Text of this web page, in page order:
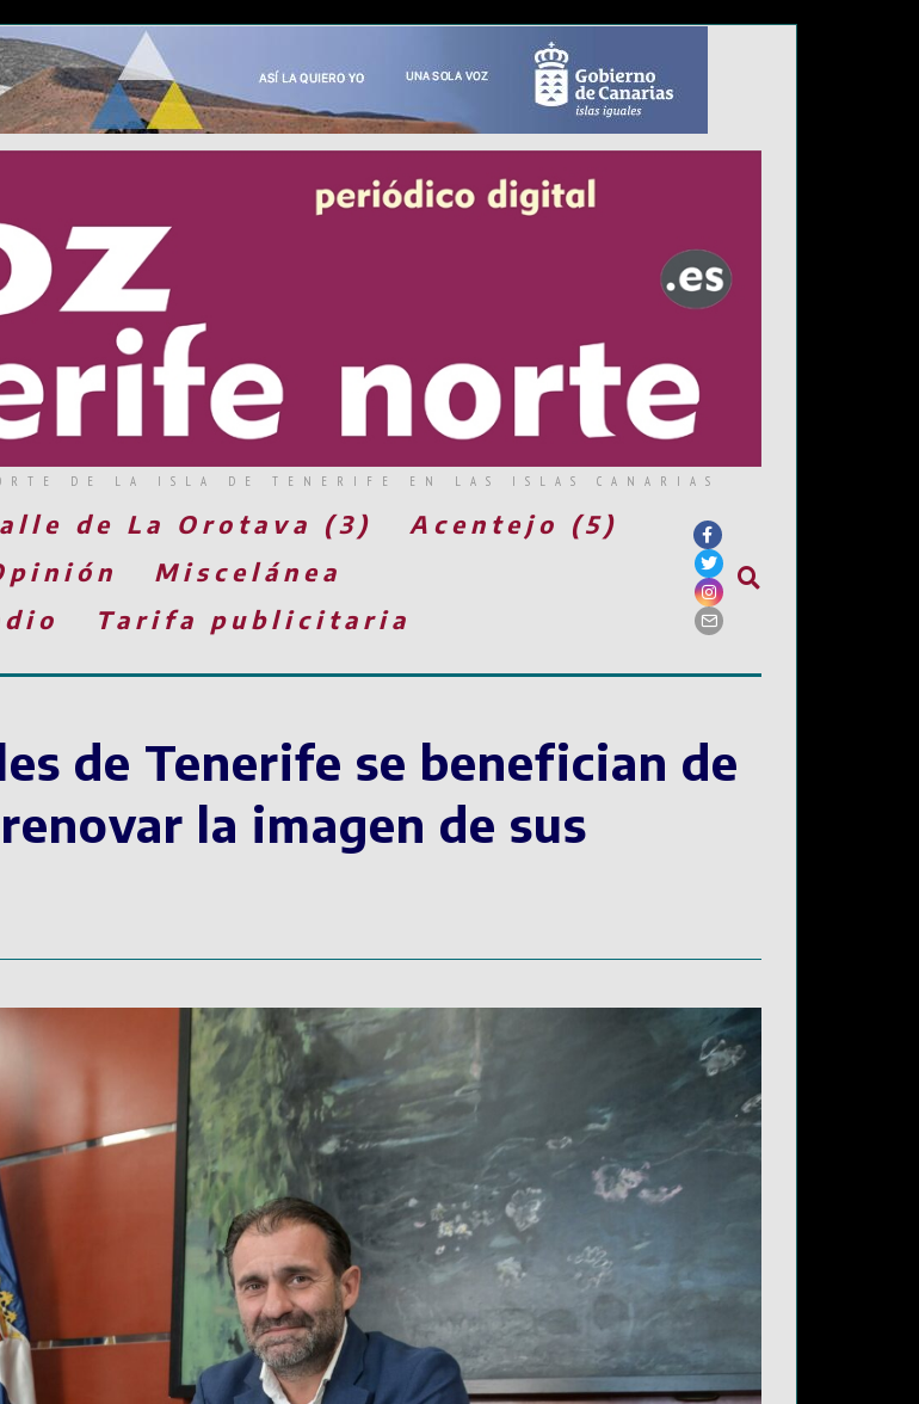
DE LA ISLA DE TENERIFE EN LAS ISLAS CANARIAS
de La Orotava (3)
Acentejo (5)
Miscelánea
Tarifa publicitaria
de Tenerife se benefician de
la imagen de sus